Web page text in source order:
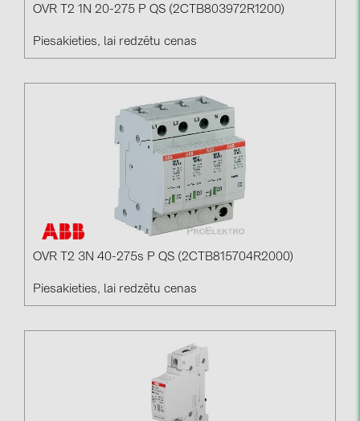
OVR T2 1N 20-275 P QS (2CTB803972R1200)
Piesakieties, lai redzētu cenas
OVR T2 3N 40-275s P QS (2CTB815704R2000)
Piesakieties, lai redzētu cenas